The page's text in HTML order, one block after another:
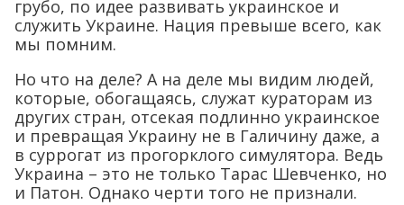
грубо, по идее развивать украинское и
служить Украине. Нация превыше всего, как
мы помним.
Но что на деле? А на деле мы видим людей,
которые, обогащаясь, служат кураторам из
других стран, отсекая подлинно украинское
и превращая Украину не в Галичину даже, а
в суррогат из прогорклого симулятора. Ведь
Украина – это не только Тарас Шевченко, но
и Патон. Однако черти того не признали.